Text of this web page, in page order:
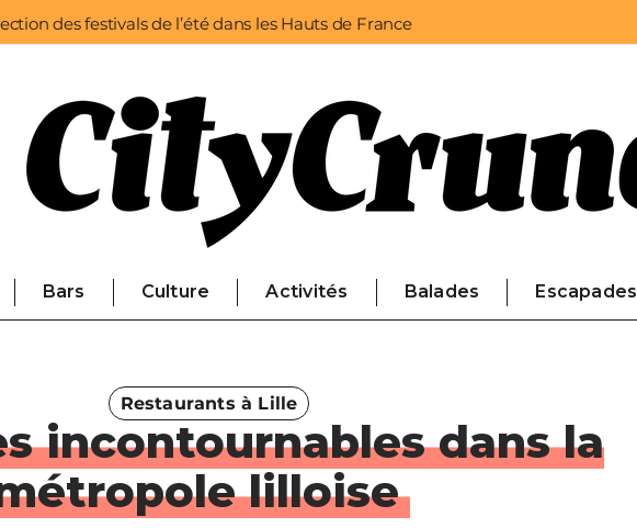
des festivals de l’été dans les Hauts de France
Bars Culture Activités Balades Escapades
Restaurants à Lille
incontournables dans la
lilloise